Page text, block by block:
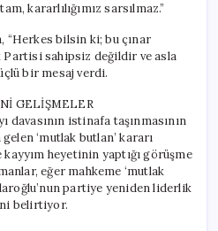
kararlılığımız sarsılmaz.”
“Herkes bilsin ki; bu çınar
sahipsiz değildir ve asla
bir mesaj verdi.
GELİŞMELER
davasının istinafa taşınmasının
‘mutlak butlan’ kararı
kayyım heyetinin yaptığı görüşme
eğer mahkeme ‘mutlak
partiye yeniden liderlik
belirtiyor.